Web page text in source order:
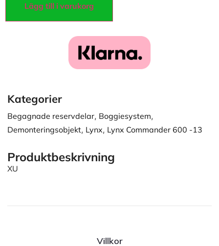
Lägg till i varukorg
Kategorier
Begagnade reservdelar, Boggiesystem,
Demonteringsobjekt, Lynx, Lynx Commander 600 -13
Produktbeskrivning
XU
Villkor